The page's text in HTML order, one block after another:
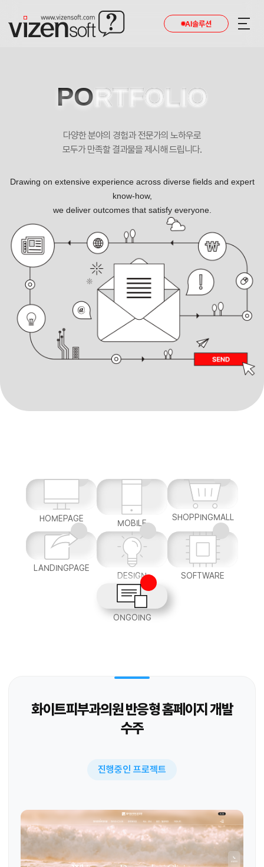
AI솔루션
PORTFOLIO
다양한 분야의 경험과 전문가의 노하우로
모두가 만족할 결과물을 제시해 드립니다.
Drawing on extensive experience across diverse fields and expert
know-how,
we deliver outcomes that satisfy everyone.
HOMEPAGE MOBILE
SHOPPINGMALL
LANDINGPAGE
DESIGN
SOFTWARE
ONGOING
화이트피부과의원 반응형 홈페이지 개발
수주
진행중인 프로젝트